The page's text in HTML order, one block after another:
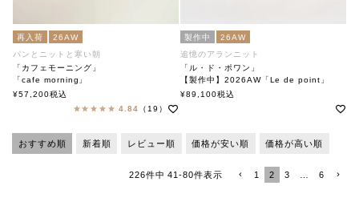
再入荷
26AW
パンとニットと寒い朝
「カフェモーニング」
「cafe morning」
soutiencollar（ステンカラー）
¥57,200税込
4.84
（19）
製作中
26AW
追憶のアランニット
「ル・ド・ポワン」
【製作中】2026AW「Le de point」
soutiencollar（ステンカラー）
¥89,100税込
おすすめ順 新着順 レビュー順 価格が安い順 価格が高い順
226件中 41-80件表示 1 2 3 6